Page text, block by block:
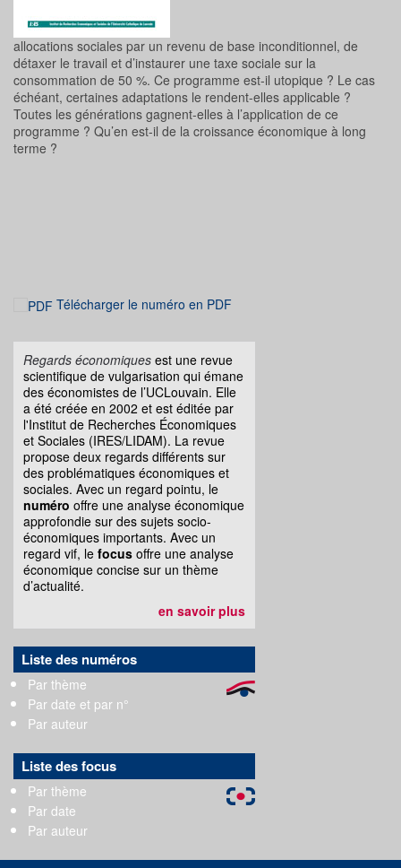
allocations sociales par un revenu de base inconditionnel, de
détaxer le travail et d’instaurer une taxe sociale sur la
consommation de 50 %. Ce programme est-il utopique ? Le cas
échéant, certaines adaptations le rendent-elles applicable ?
Toutes les générations gagnent-elles à l’application de ce
programme ? Qu’en est-il de la croissance économique à long
terme ?
Télécharger le numéro en PDF
Regards économiques est une revue
scientifique de vulgarisation qui émane
des économistes de l’UCLouvain. Elle
a été créée en 2002 et est éditée par
l'Institut de Recherches Économiques
et Sociales (IRES/LIDAM). La revue
propose deux regards différents sur
des problématiques économiques et
sociales. Avec un regard pointu, le
numéro offre une analyse économique
approfondie sur des sujets socio-
économiques importants. Avec un
regard vif, le focus offre une analyse
économique concise sur un thème
d’actualité.
en savoir plus
Liste des numéros
Par thème
Par date et par n°
Par auteur
Liste des focus
Par thème
Par date
Par auteur